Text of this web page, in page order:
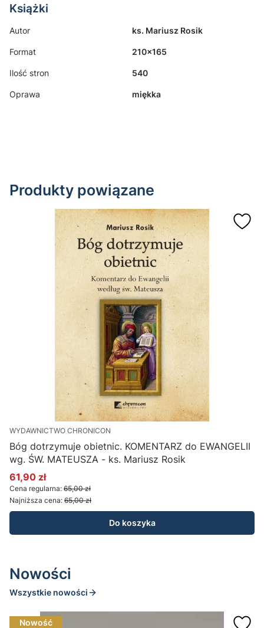
Książki
Autor ks. Mariusz Rosik
Format 210×165
Ilość stron 540
Oprawa miękka
Produkty powiązane
WYDAWNICTWO CHRONICON
Bóg dotrzymuje obietnic. KOMENTARZ do EWANGELII
wg. ŚW. MATEUSZA - ks. Mariusz Rosik
Cena promocyjna
61,90 zł
Cena regularna: 65,00 zł
Najniższa cena: 65,00 zł
Do koszyka
Nowości
Wszystkie nowości
Nowość